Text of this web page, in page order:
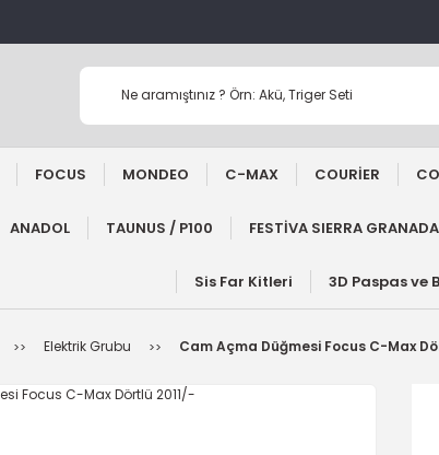
FOCUS MONDEO C-MAX COURİER
ANADOL TAUNUS / P100 FESTİVA SIERRA
Sis Far Kitleri 3D Paspas ve
Elektrik Grubu Cam Açma Düğmesi Focus C-Max